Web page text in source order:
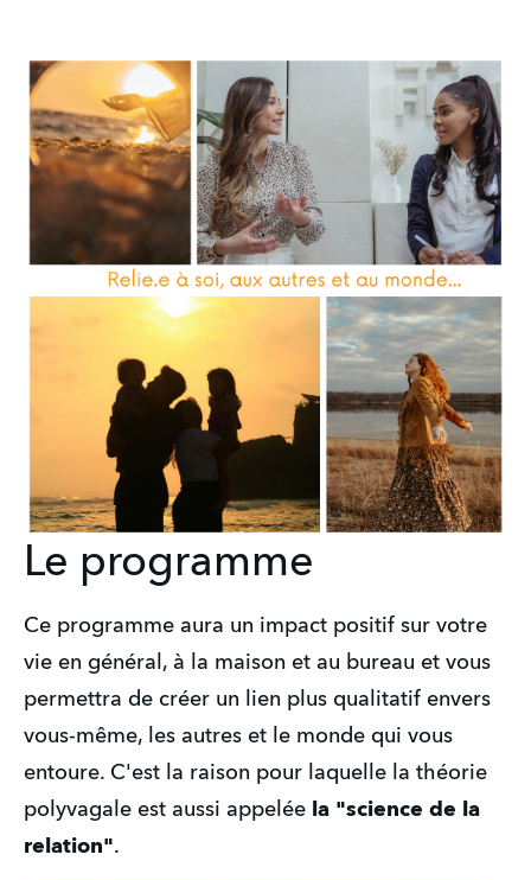
Le programme
Ce programme aura un impact positif sur votre
vie en général, à la maison et au bureau et vous
permettra de créer un lien plus qualitatif envers
vous-même, les autres et le monde qui vous
entoure. C'est la raison pour laquelle la théorie
polyvagale est aussi appelée la "science de la
relation".